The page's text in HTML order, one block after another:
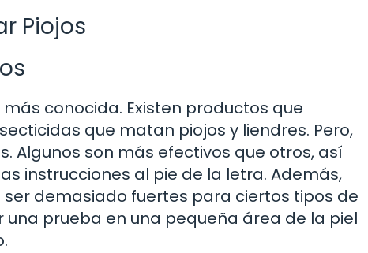
Piojos
conocida. Existen productos que
que matan piojos y liendres. Pero,
Algunos son más efectivos que otros, así
instrucciones al pie de la letra. Además,
demasiado fuertes para ciertos tipos de
prueba en una pequeña área de la piel